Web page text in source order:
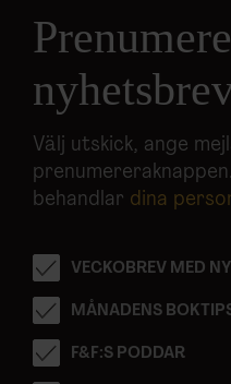
Välj utskick, ange
behandlar dina
VECKOBREV MED
MÅNADENS
F&F:S PODDAR